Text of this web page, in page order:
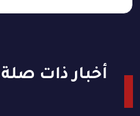
أخبار ذات صلة